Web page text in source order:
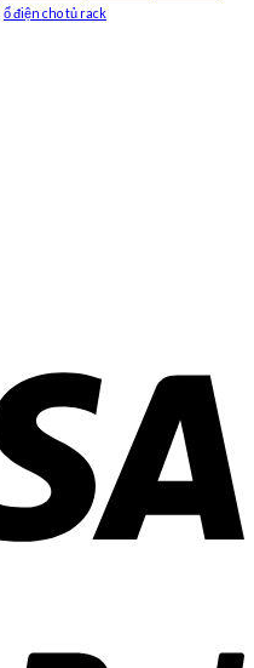
ổ điện cho tủ rack